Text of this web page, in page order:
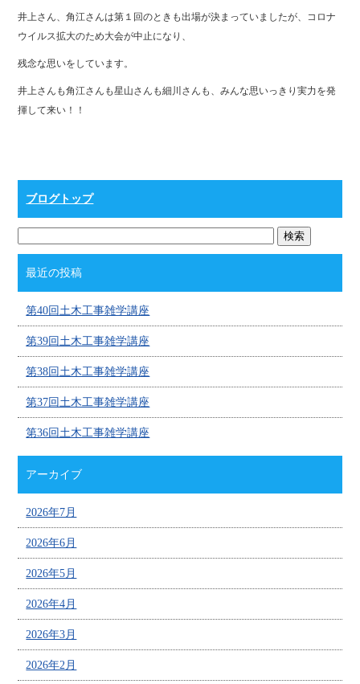
井上さん、角江さんは第１回のときも出場が決まっていましたが、コロナ
ウイルス拡大のため大会が中止になり、
残念な思いをしています。
井上さんも角江さんも星山さんも細川さんも、みんな思いっきり実力を発
揮して来い！！
ブログトップ
最近の投稿
第40回土木工事雑学講座
第39回土木工事雑学講座
第38回土木工事雑学講座
第37回土木工事雑学講座
第36回土木工事雑学講座
アーカイブ
2026年7月
2026年6月
2026年5月
2026年4月
2026年3月
2026年2月